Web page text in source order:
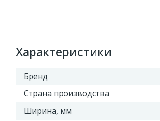
Характеристики
Бренд
Страна производства
Ширина, мм